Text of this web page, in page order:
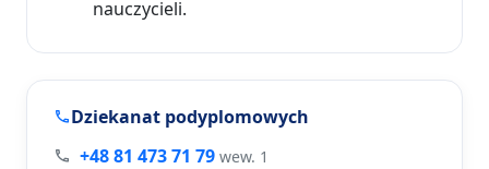
nauczycieli.
Dziekanat podyplomowych
+48 81 473 71 79 wew. 1